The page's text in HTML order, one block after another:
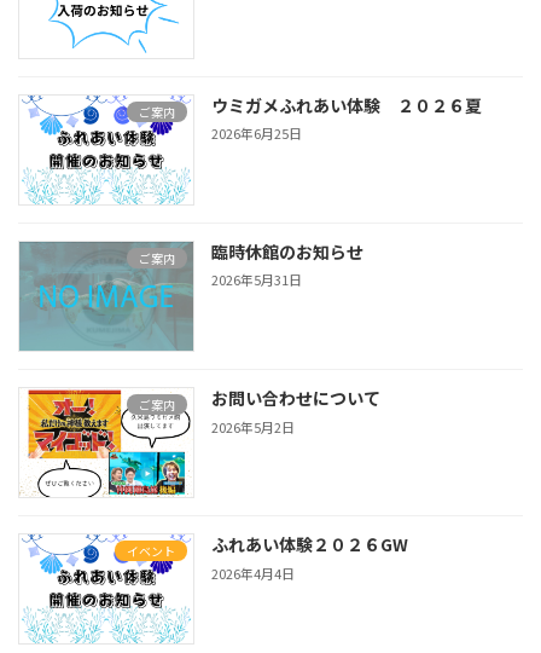
ご案内 ウミガメふれあい体験 ２０２６夏
2026年6月25日
ご案内 臨時休館のお知らせ
2026年5月31日
ご案内 お問い合わせについて
2026年5月2日
イベント ふれあい体験２０２６GW
2026年4月4日